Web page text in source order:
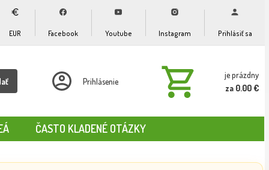
EUR Facebook Youtube Instagram Prihlásiť sa
Prihlásenie
je prázdny
za 0.00 €
ČASTO KLADENÉ OTÁZKY